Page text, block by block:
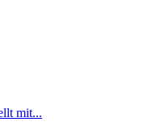
mit...